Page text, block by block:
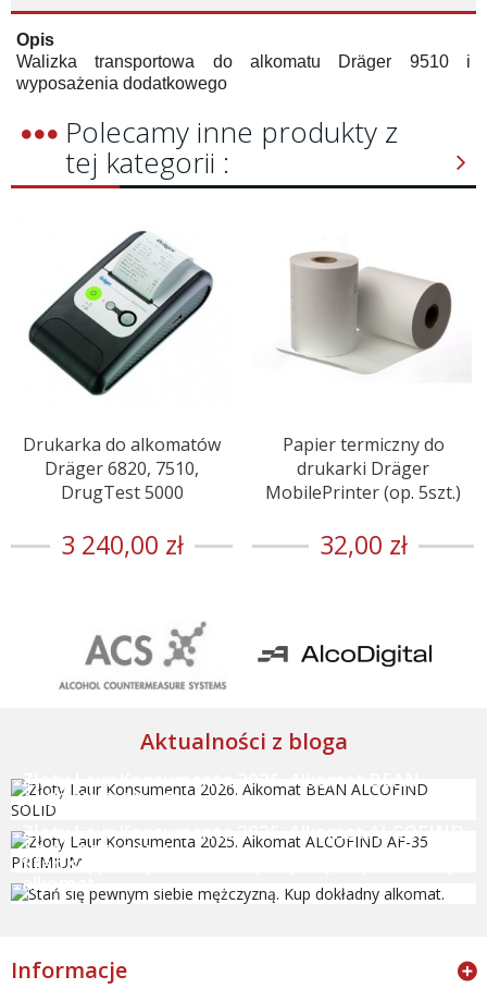
Opis
Walizka transportowa do alkomatu Dräger 9510 i
wyposażenia dodatkowego
Polecamy inne produkty z
tej kategorii :
Drukarka do alkomatów
Dräger 6820, 7510,
DrugTest 5000
3 240,00 zł
Papier termiczny do
drukarki Dräger
MobilePrinter (op. 5szt.)
32,00 zł
Aktualności z bloga
Złoty Laur Konsumenta 2026. Alkomat BEAN
ALCOFIND SOLID
Złoty Laur Konsumenta 2025. Alkomat ALCOFIND
AF-35 PREMIUM
Stań się pewnym siebie mężczyzną. Kup dokładny
alkomat.
Informacje